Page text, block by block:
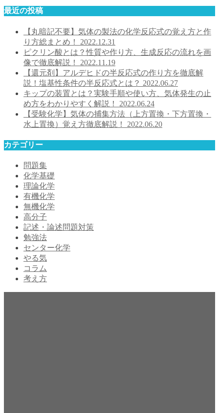
最近の投稿
【丸暗記不要】気体の製法の化学反応式の覚え方と作
り方総まとめ！ 2022.12.31
ピクリン酸とは？性質や作り方、生成反応の流れを画
像で徹底解説！ 2022.11.19
【還元剤】アルデヒドの半反応式の作り方を徹底解
説！塩基性条件の半反応式とは？ 2022.06.27
キップの装置とは？実験手順や使い方、気体発生の止
め方をわかりやすく解説！ 2022.06.24
【受験化学】気体の捕集方法（上方置換・下方置換・
水上置換）覚え方徹底解説！ 2022.06.20
カテゴリー
問題集
化学基礎
理論化学
有機化学
無機化学
高分子
記述・論述問題対策
勉強法
センター化学
やる気
コラム
考え方